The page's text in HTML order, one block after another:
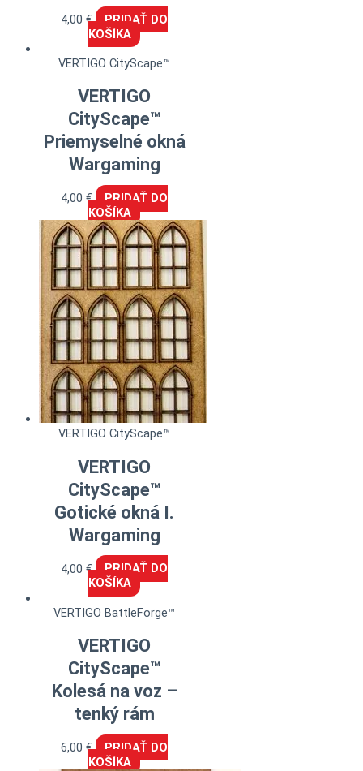
4,00€
PRIDAŤ DO
KOŠÍKA
VERTIGO CityScape™
VERTIGO
CityScape™
Priemyselné okná
Wargaming
4,00€
PRIDAŤ DO
KOŠÍKA
VERTIGO CityScape™
VERTIGO
CityScape™
Gotické okná I.
Wargaming
4,00€
PRIDAŤ DO
KOŠÍKA
VERTIGO BattleForge™
VERTIGO
CityScape™
Kolesá na voz –
tenký rám
6,00€
PRIDAŤ DO
KOŠÍKA